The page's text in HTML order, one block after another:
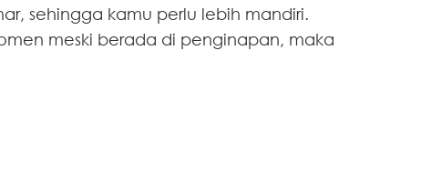
sehingga kamu perlu lebih mandiri.
meski berada di penginapan, maka